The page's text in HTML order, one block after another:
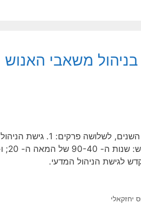
משאבי האנוש
ניתן לחלק את התפתחות מקצוע משאבי האנוש, לאורך השנים, לשלושה פרקים: 1. גישת הניהול
לגישת הניהול המדעי.
יחזקאלי